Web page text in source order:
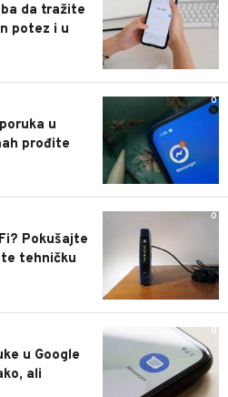
da tražite
potez i u
0
u
prođite
0
Pokušajte
tehničku
0
u Google
ali